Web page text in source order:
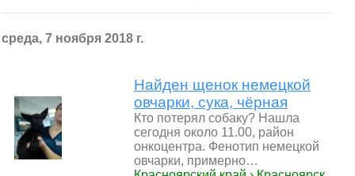
среда, 7 ноября 2018 г.
Найден щенок немецкой
овчарки, сука, чёрная
Кто потерял собаку? Нашла
сегодня около 11.00, район
онкоцентра. Фенотип немецкой
овчарки, примерно…